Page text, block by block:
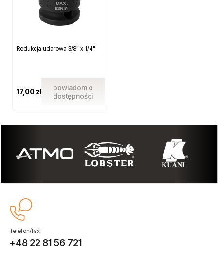
Redukcja udarowa 3/8" x 1/4"
17,00 zł
powiadom o
dostępności
Telefon/fax
+48 22 81 56 721